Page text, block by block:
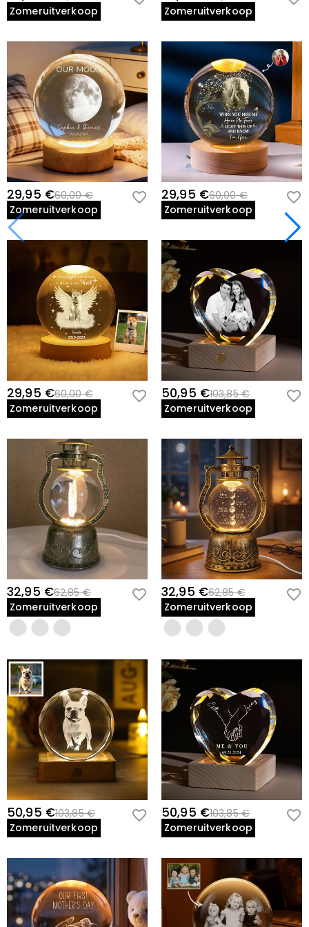
Zomeruitverkoop
Zomeruitverkoop
29,95 €60,00 €
Zomeruitverkoop
29,95 €60,00 €
Zomeruitverkoop
29,95 €60,00 €
Zomeruitverkoop
50,95 €103,85 €
Zomeruitverkoop
32,95 €62,85 €
Zomeruitverkoop
32,95 €62,85 €
Zomeruitverkoop
50,95 €103,85 €
Zomeruitverkoop
50,95 €103,85 €
Zomeruitverkoop